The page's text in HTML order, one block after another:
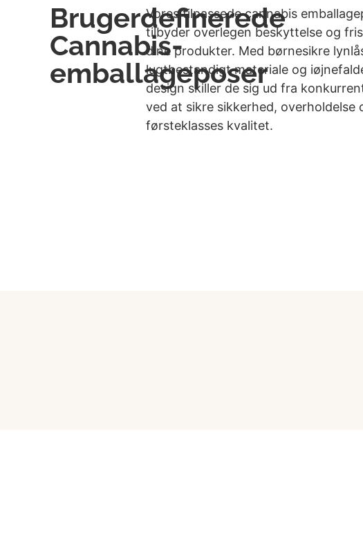
Brugerdefinerede
Cannabis-
emballageposer
Vores tilpassede cannabis
tilbyder overlegen beskyttelse og
dine produkter. Med børnesikre
lugtbestandigt materiale og
design skiller de sig ud fra
ved at sikre sikkerhed, overholdelse
førsteklasses kvalitet.